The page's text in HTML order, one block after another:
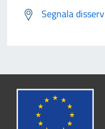
Segnala